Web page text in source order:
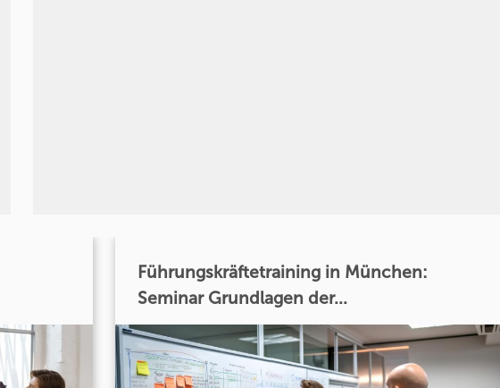
Führungskräftetraining in München:
Seminar Grundlagen der...